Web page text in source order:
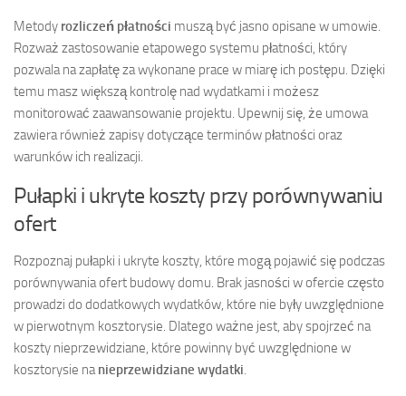
Metody rozliczeń płatności muszą być jasno opisane w umowie.
Rozważ zastosowanie etapowego systemu płatności, który
pozwala na zapłatę za wykonane prace w miarę ich postępu. Dzięki
temu masz większą kontrolę nad wydatkami i możesz
monitorować zaawansowanie projektu. Upewnij się, że umowa
zawiera również zapisy dotyczące terminów płatności oraz
warunków ich realizacji.
Pułapki i ukryte koszty przy porównywaniu
ofert
Rozpoznaj pułapki i ukryte koszty, które mogą pojawić się podczas
porównywania ofert budowy domu. Brak jasności w ofercie często
prowadzi do dodatkowych wydatków, które nie były uwzględnione
w pierwotnym kosztorysie. Dlatego ważne jest, aby spojrzeć na
koszty nieprzewidziane, które powinny być uwzględnione w
kosztorysie nanieprzewidziane wydatki.